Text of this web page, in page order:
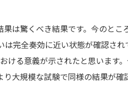
果は驚くべき結果です。今のと
完全奏効に近い状態が確認さ
ける意義が示されたと思います
大規模な試験で同様の結果が